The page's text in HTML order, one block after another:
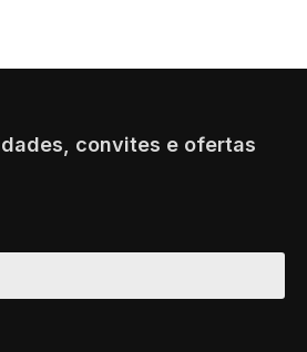
convites e ofertas